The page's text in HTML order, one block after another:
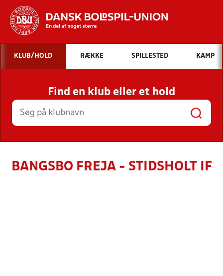
Hvad vil du søge efter?
INDHOLD OG NYHEDER
STILLINGER, RESULTATER, KLUBBER OG
HOLD
KLUB/HOLD RÆKKE SPILLESTED KAMP
Find en klub eller et hold
BANGSBO FREJA - STIDSHOLT IF